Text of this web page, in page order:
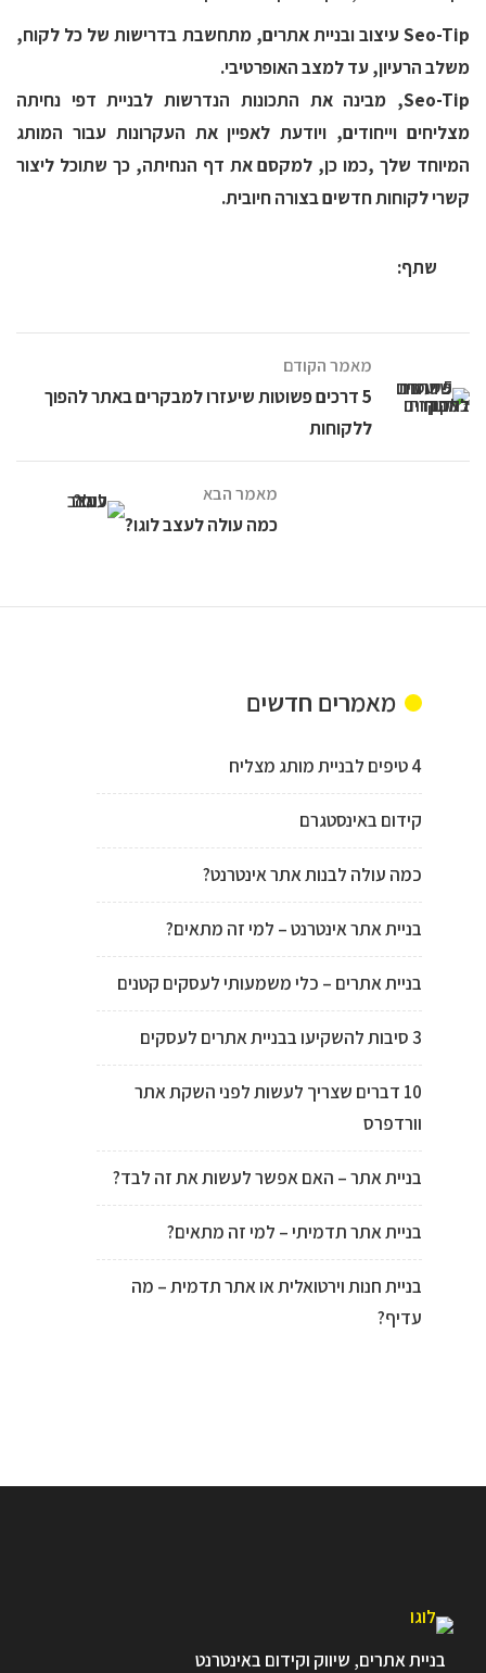
מאמרים חדשים
4 טיפים לבניית מותג מצליח
קידום באינסטגרם
כמה עולה לבנות אתר אינטרנט?
בניית אתר אינטרנט – למי זה מתאים?
בניית אתרים – כלי משמעותי לעסקים קטנים
3 סיבות להשקיעו בבניית אתרים לעסקים
10 דברים שצריך לעשות לפני השקת אתר
וורדפרס
בניית אתר – האם אפשר לעשות את זה לבד?
בניית אתר תדמיתי – למי זה מתאים?
בניית חנות וירטואלית או אתר תדמית – מה
עדיף?
Seo-Tip עיצוב ובניית אתרים, מתחשבת בדרישות של כל לקוח,
משלב הרעיון, עד למצב האופרטיבי.
Seo-Tip, מבינה את התכונות הנדרשות לבניית דפי נחיתה
מצליחים וייחודים, ויודעת לאפיין את העקרונות עבור המותג
המיוחד שלך ,כמו כן, למקסם את דף הנחיתה, כך שתוכל ליצור
קשרי לקוחות חדשים בצורה חיובית.
שתף:
מאמר הקודם
5 דרכים פשוטות שיעזרו למבקרים באתר להפוך
ללקוחות
מאמר הבא
כמה עולה לעצב לוגו?
בניית אתרים, שיווק וקידום באינטרנט